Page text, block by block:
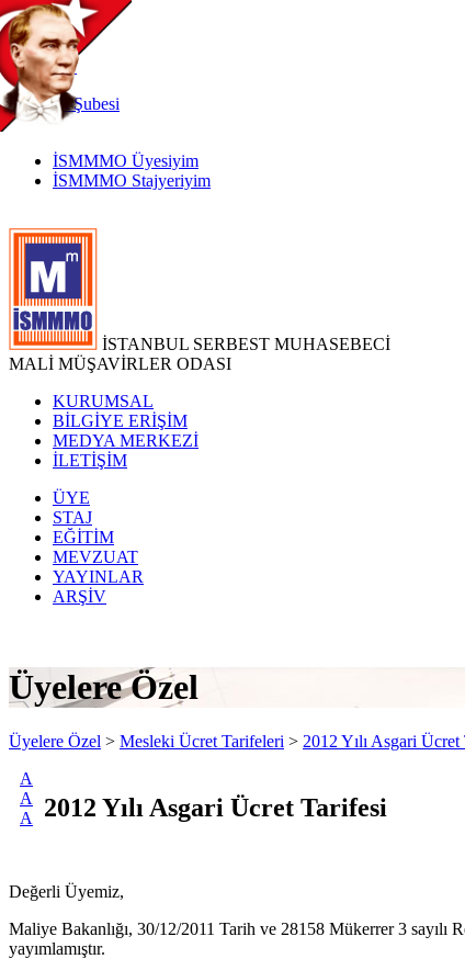
TR
|
EN
İnternetŞubesi
İSMMMO Üyesiyim
İSMMMO Stajyeriyim
İSTANBUL SERBEST MUHASEBECİ
MALİ MÜŞAVİRLER ODASI
KURUMSAL
BİLGİYE ERİŞİM
MEDYA MERKEZİ
İLETİŞİM
ÜYE
STAJ
EĞİTİM
MEVZUAT
YAYINLAR
ARŞİV
Üyelere Özel
Üyelere Özel > Mesleki Ücret Tarifeleri > 2012 Yılı Asgari Ücret
A
A
A
2012 Yılı Asgari Ücret Tarifesi
Değerli Üyemiz,
Maliye Bakanlığı, 30/12/2011 Tarih ve 28158 Mükerrer 3
yayımlamıştır.